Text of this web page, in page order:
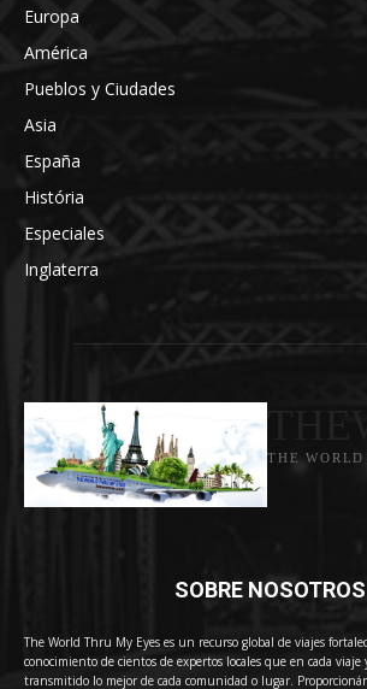
Europa
América
Pueblos y Ciudades
Asia
España
História
Especiales
Inglaterra
THE
SOBRE NOSOTROS
The World Thru My Eyes es un recurso global de viajes
conocimiento de cientos de expertos locales que en cada
transmitido lo mejor de cada comunidad o lugar.